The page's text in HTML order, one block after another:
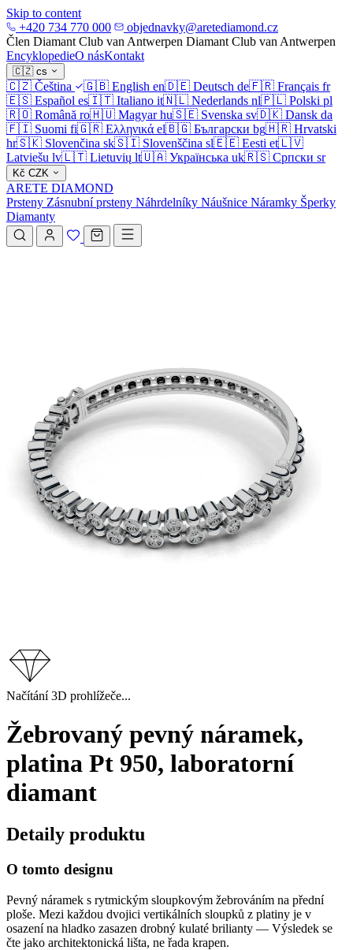
Skip to content
+420 734 770 000
objednavky@aretediamond.cz
Člen Diamant Club van Antwerpen Diamant Club van Antwerpen
EncyklopedieO násKontakt
🇨🇿 cs
🇨🇿 Čeština 🇬🇧 English en🇩🇪 Deutsch de🇫🇷 Français fr
🇪🇸 Español es🇮🇹 Italiano it🇳🇱 Nederlands nl🇵🇱 Polski pl
🇷🇴 Română ro🇭🇺 Magyar hu🇸🇪 Svenska sv🇩🇰 Dansk da
🇫🇮 Suomi fi🇬🇷 Ελληνικά el🇧🇬 Български bg🇭🇷 Hrvatski
hr🇸🇰 Slovenčina sk🇸🇮 Slovenščina sl🇪🇪 Eesti et🇱🇻
Latviešu lv🇱🇹 Lietuvių lt🇺🇦 Українська uk🇷🇸 Српски sr
Kč CZK
ARETE DIAMOND
Prsteny Zásnubní prsteny Náhrdelníky Náušnice Náramky Šperky
Diamanty
Načítání 3D prohlížeče...
Žebrovaný pevný náramek,
platina Pt 950, laboratorní
diamant
Detaily produktu
O tomto designu
Pevný náramek s rytmickým sloupkovým žebrováním na přední
ploše. Mezi každou dvojici vertikálních sloupků z platiny je v
osazení na hladko zasazen drobný kulaté brilianty — Výsledek se
čte jako architektonická lišta, ne řada krapen.